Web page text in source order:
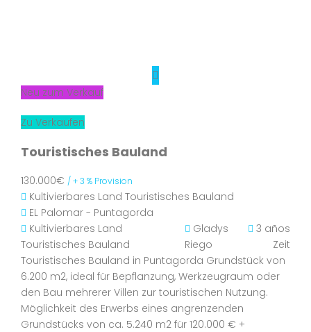
Neu zum Verkauf
Zu Verkaufen
Touristisches Bauland
130.000€ / + 3 % Provision
Kultivierbares Land Touristisches Bauland
EL Palomar - Puntagorda
Kultivierbares Land
Touristisches Bauland
Gladys
Riego
3 años
Zeit
Touristisches Bauland in Puntagorda Grundstück von
6.200 m2, ideal für Bepflanzung, Werkzeugraum oder
den Bau mehrerer Villen zur touristischen Nutzung.
Möglichkeit des Erwerbs eines angrenzenden
Grundstücks von ca. 5.240 m2 für 120.000 € +